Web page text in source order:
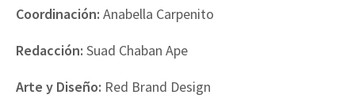
Coordinación: Anabella Carpenito
Redacción: Suad Chaban Ape
Arte y Diseño: Red Brand Design